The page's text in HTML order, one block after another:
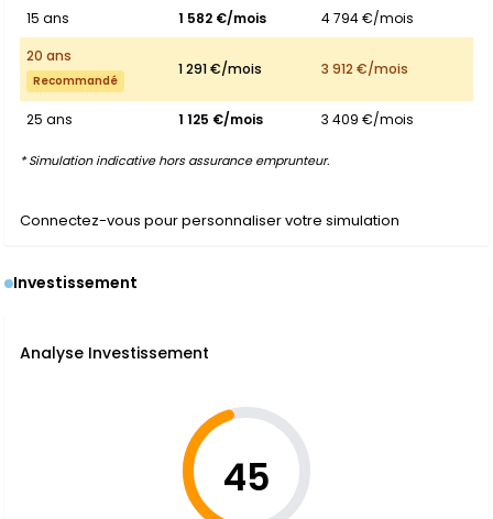
15 ans
1 582 €/mois
4 794 €/mois
20 ans
Recommandé
1 291 €/mois 3 912 €/mois
25 ans 1 125 €/mois 3 409 €/mois
* Simulation indicative hors assurance emprunteur.
Connectez-vous pour personnaliser votre simulation
Investissement
Analyse Investissement
45